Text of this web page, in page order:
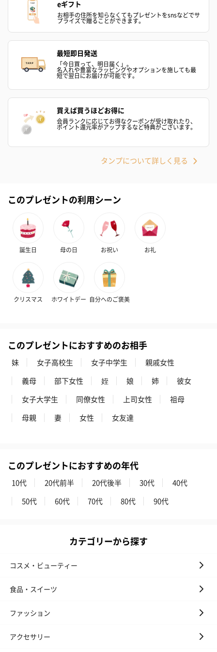
アールグレイ（HAPPY
BIRTHDAY TO YOU）
（660円）
アールグレイティー
フルーツティ
スイーツ
スイーツを同梱してお届けいたします。ギフトへの＋αにおすすめ
です。
ゼリーバウム カット
（レモン＆紅茶）（432
円）
麦わらパンダバウム
（バナナ味）（540円）
スキンケアグッズ
スキンケアグッズを同梱してお届けします。
ハンドクリーム3本セッ
ト【ありがとう】
（1,100円）
シャワージェル＆ハン
ドクリーム（ピンクグ
レープフルーツ）
（2,145円）
シャワージェ
ドクリーム（
ッシュローズ
リラックスグッズを同梱してお届けします。
かき氷入浴剤4点セット
バスフラワー
ハンドタオル・ハンカチ
eギフト
お相手の住所を知らなくてもプレゼントをsnsなどでサ
プライズで贈ることができます。
最短即日発送
「今日買って、明日届く」。
名入れや豊富なラッピングやオプションを施しても最
短で翌日にお届けが可能です。
買えば買うほどお得に
会員ランクに応じてお得なクーポンが受け取れたり、
ポイント還元率がアップするなど特典がございます。
タンプについて詳しく見る
このプレゼントの利用シーン
誕生日 母の日 お祝い お礼
クリスマス ホワイトデー 自分へのご褒美
このプレゼントにおすすめのお相手
妹 女子高校生 女子中学生
親戚女性
義母
部下女性 姪 娘 姉
彼女
女子大学生
同僚女性 上司女性
祖母
母親
妻 女性 女友達
このプレゼントにおすすめの年代
10代 20代前半 20代後半 30代
40代
50代
60代 70代 80代 90代
カテゴリーから探す
コスメ・ビューティー
食品・スイーツ
ファッション
アクセサリー